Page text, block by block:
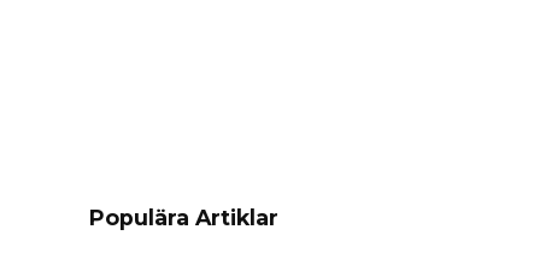
Populära Artiklar